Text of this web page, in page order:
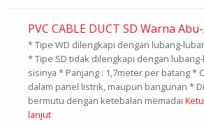
PVC CABLE DUCT SD Warna
* Tipe WD dilengkapi dengan lubang-
* Tipe SD tidak dilengkapi dengan
sisinya * Panjang : 1,7meter per batang *
dalam panel listrik, maupun bangunan *
bermutu dengan ketebalan memadai
lanjut